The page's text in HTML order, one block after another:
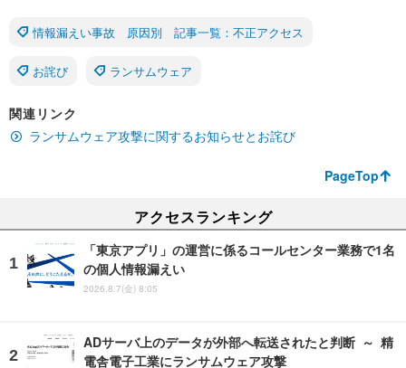
情報漏えい事故 原因別 記事一覧：不正アクセス
お詫び ランサムウェア
関連リンク
ランサムウェア攻撃に関するお知らせとお詫び
PageTop
アクセスランキング
「東京アプリ」の運営に係るコールセンター業務で1名
の個人情報漏えい
2026.8.7(金) 8:05
ADサーバ上のデータが外部へ転送されたと判断 ～ 精
電舎電子工業にランサムウェア攻撃